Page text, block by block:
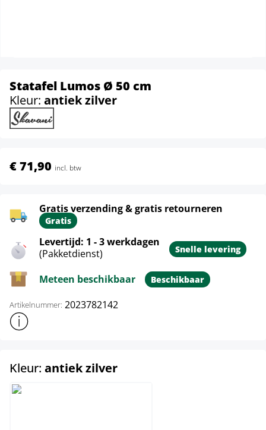
Statafel Lumos Ø 50 cm
Kleur: antiek zilver
€ 71,90 incl. btw
Gratis verzending & gratis retourneren
Gratis
Levertijd: 1 - 3 werkdagen
(Pakketdienst)
Snelle levering
Meteen beschikbaar Beschikbaar
Artikelnummer: 2023782142
Toon meer productinformatie
Kleur: antiek zilverselect